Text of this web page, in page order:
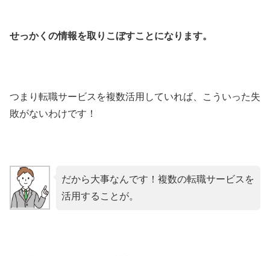
せっかくの情報を取りこぼすことになります。
つまり転職サービスを複数活用していれば、こういった失
敗がないわけです！
だから大事なんです！複数の転職サービスを
活用することが。